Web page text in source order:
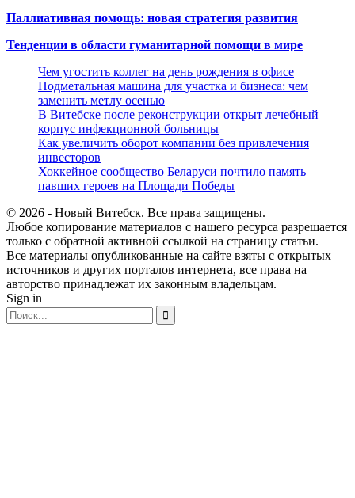
Паллиативная помощь: новая стратегия развития
Тенденции в области гуманитарной помощи в мире
Чем угостить коллег на день рождения в офисе
Подметальная машина для участка и бизнеса: чем
заменить метлу осенью
В Витебске после реконструкции открыт лечебный
корпус инфекционной больницы
Как увеличить оборот компании без привлечения
инвесторов
Хоккейное сообщество Беларуси почтило память
павших героев на Площади Победы
© 2026 - Новый Витебск. Все права защищены.
Любое копирование материалов с нашего ресурса разрешается
только с обратной активной ссылкой на страницу статьи.
Все материалы опубликованные на сайте взяты с открытых
источников и других порталов интернета, все права на
авторство принадлежат их законным владельцам.
Sign in